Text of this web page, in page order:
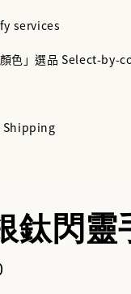
services
顏色」選品 Select-by-
Shipping
鈦閃靈